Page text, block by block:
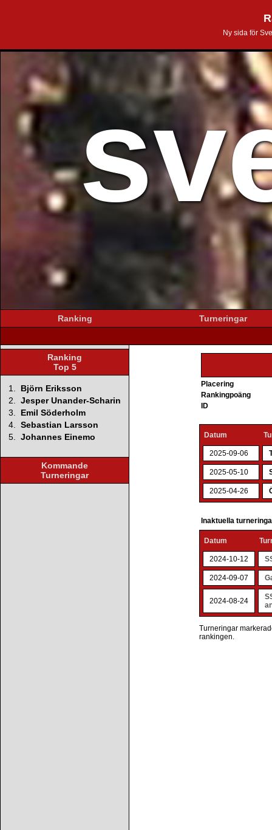
Ny sida för
Ranking Turneringar
Ranking
Top 5
1.
Björn Eriksson
2. Jesper Unander-Scharin
3.
Emil Söderholm
4. Sebastian Larsson
5. Johannes Einemo
Kommande
Turneringar
Placering
Rankingpoäng
ID
Datum
2025-09-06
2025-05-10
2025-04-26
Inaktuella
Datum
2024-10-12
2024-09-07
2024-08-24
Turneringar
rankingen.